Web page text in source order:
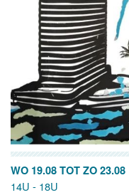
WO 19.08 TOT ZO 23.08
14U - 18U